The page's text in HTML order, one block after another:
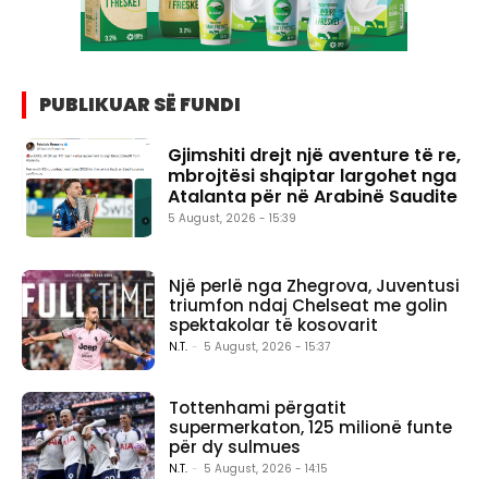
PUBLIKUAR SË FUNDI
Gjimshiti drejt një aventure të re,
mbrojtësi shqiptar largohet nga
Atalanta për në Arabinë Saudite
5 August, 2026 - 15:39
Një perlë nga Zhegrova, Juventusi
triumfon ndaj Chelseat me golin
spektakolar të kosovarit
N.T. - 5 August, 2026 - 15:37
Tottenhami përgatit
supermerkaton, 125 milionë funte
për dy sulmues
N.T. - 5 August, 2026 - 14:15